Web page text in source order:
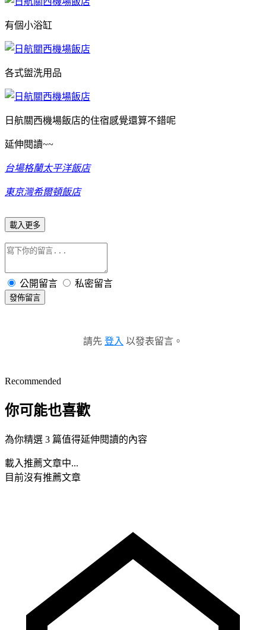
有個小浴缸
各式盥洗用品
日航關西機場飯店的住宿感覺還算不錯呢
延伸閱讀~~
台場格蘭太平洋飯店
東京灣希爾頓飯店
載入更多
公開留言 私密留言
發佈留言
請先 登入 以發表留言。
Recommended
你可能也喜歡
為你精選 3 篇值得延伸閱讀的內容
載入推薦文章中...
目前沒有推薦文章